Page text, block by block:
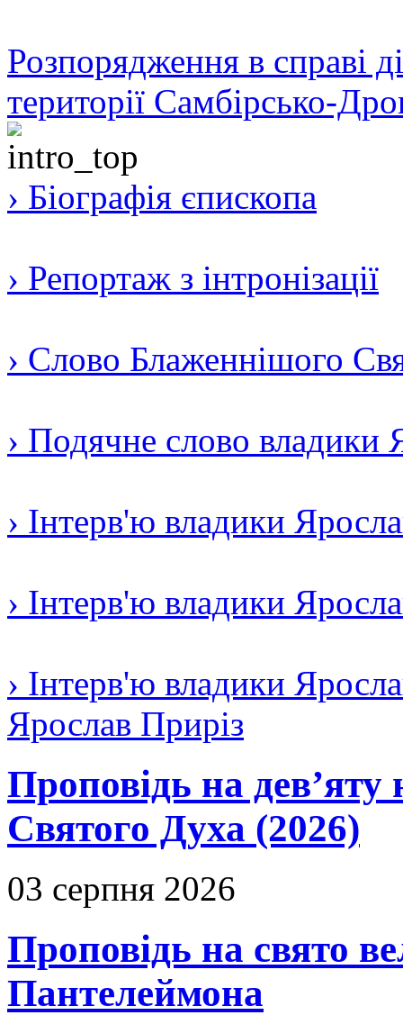
Розпорядження в справі
території Самбірсько-
› Біографія єпископа
› Репортаж з інтронізації
› Слово Блаженнішого
› Подячне слово владики
› Інтерв'ю владики
› Інтерв'ю владики
› Інтерв'ю владики
Ярослав Приріз
Проповідь на дев’яту
Святого Духа (2026)
03 серпня 2026
Проповідь на свято
Пантелеймона